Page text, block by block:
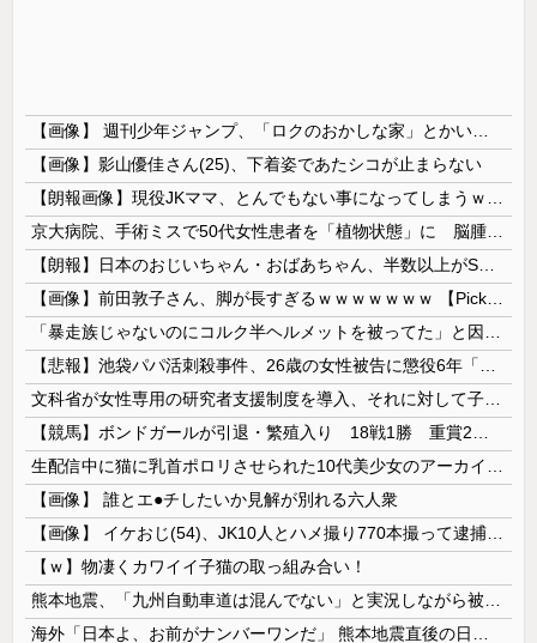
【画像】影山優佳さん(25)、下着姿であたシコが止まらない
【画像】 誰とエ●チしたいか見解が別れる六人衆
【ｗ】物凄くカワイイ子猫の取っ組み合い！